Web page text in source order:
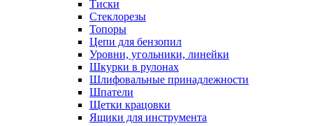
Тиски
Стеклорезы
Топоры
Цепи для бензопил
Уровни, угольники, линейки
Шкурки в рулонах
Шлифовальные принадлежности
Шпатели
Щетки крацовки
Ящики для инструмента